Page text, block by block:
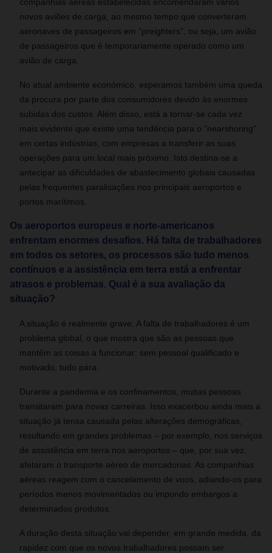
novos aviões de carga, ao mesmo tempo que converteram
aeronaves de passageiros em “preighters”, ou seja, um avião
de passageiros que é temporariamente operado como um
avião de carga.
No atual ambiente económico, esperamos também uma queda
da procura por parte dos consumidores devido às enormes
subidas dos custos. Além disso, está a tornar-se cada vez
mais evidente que existe uma tendência para o "nearshoring"
em certas indústrias, com empresas a transferir as suas
operações para um local mais próximo. Isto destina-se a
antecipar as dificuldades de abastecimento globais causadas
pelas frequentes paralisações nos principais aeroportos e
portos marítimos.
Os aeroportos europeus e norte-americanos
enfrentam enormes desafios. Há falta de trabalhadores
em todos os setores, os processos são tudo menos
contínuos e a assistência em terra está a enfrentar
atrasos e problemas. Qual é a sua avaliação da
situação?
A situação é realmente grave. A falta de trabalhadores é um
problema global, o que mostra que são as pessoas que
mantêm as coisas a funcionar: sem pessoal qualificado e
motivado, tudo pára.
Durante a pandemia e os confinamentos, muitas pessoas
transitaram para novas carreiras. Isso exacerbou ainda mais a
situação já tensa causada pelas alterações demográficas,
resultando em grandes problemas – por exemplo, nos serviços
de assistência em terra nos aeroportos – que, por sua vez,
afetaram o transporte aéreo de mercadorias. As companhias
aéreas reagem com o cancelamento de voos, adiando-os para
períodos menos movimentados ou impondo embargos a
determinados produtos.
A duração desta situação vai depender, em grande medida, da
rapidez com que os novos trabalhadores possam ser